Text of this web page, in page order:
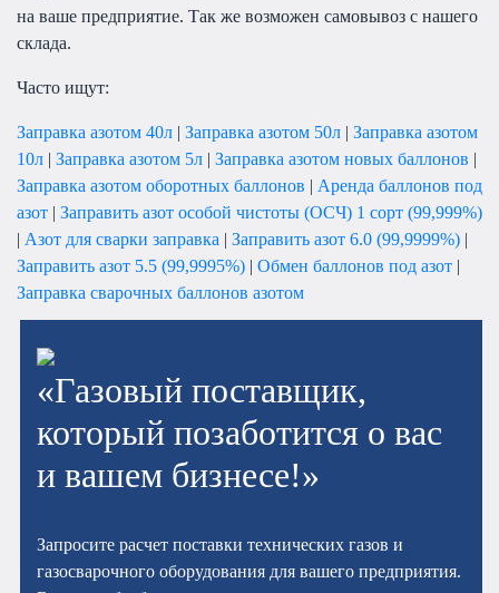
на ваше предприятие. Так же возможен самовывоз с нашего
склада.
Часто ищут:
Заправка азотом 40л | Заправка азотом 50л | Заправка азотом
10л | Заправка азотом 5л | Заправка азотом новых баллонов |
Заправка азотом оборотных баллонов | Аренда баллонов под
азот | Заправить азот особой чистоты (ОСЧ) 1 сорт (99,999%)
| Азот для сварки заправка | Заправить азот 6.0 (99,9999%) |
Заправить азот 5.5 (99,9995%) | Обмен баллонов под азот |
Заправка сварочных баллонов азотом
«Газовый поставщик,
который позаботится о вас
и вашем бизнесе!»
Запросите расчет поставки технических газов и
газосварочного оборудования для вашего предприятия.